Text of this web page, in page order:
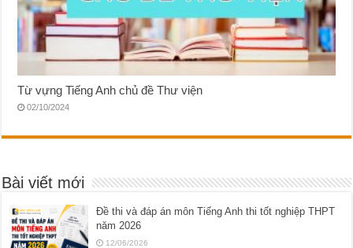
Từ vựng Tiếng Anh chủ đề Thư viện
02/10/2024
Bài viết mới
Đề thi và đáp án môn Tiếng Anh thi tốt nghiệp THPT
năm 2026
12/06/2026